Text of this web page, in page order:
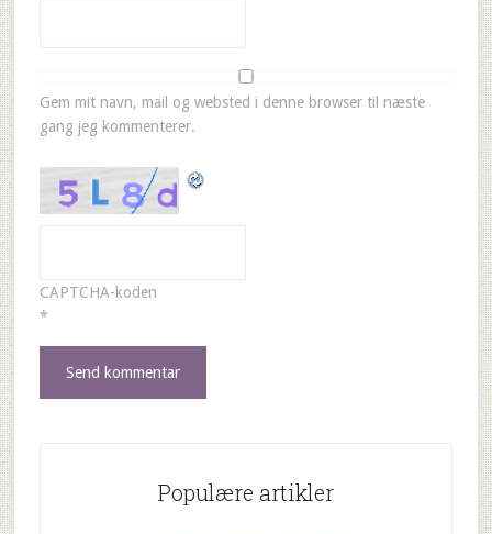
Gem mit navn, mail og websted i denne browser til næste
gang jeg kommenterer.
CAPTCHA-koden
*
Populære artikler